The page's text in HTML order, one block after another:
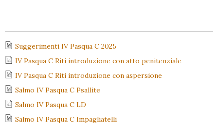
Suggerimenti IV Pasqua C 2025
IV Pasqua C Riti introduzione con atto penitenziale
IV Pasqua C Riti introduzione con aspersione
Salmo IV Pasqua C Psallite
Salmo IV Pasqua C LD
Salmo IV Pasqua C Impagliatelli